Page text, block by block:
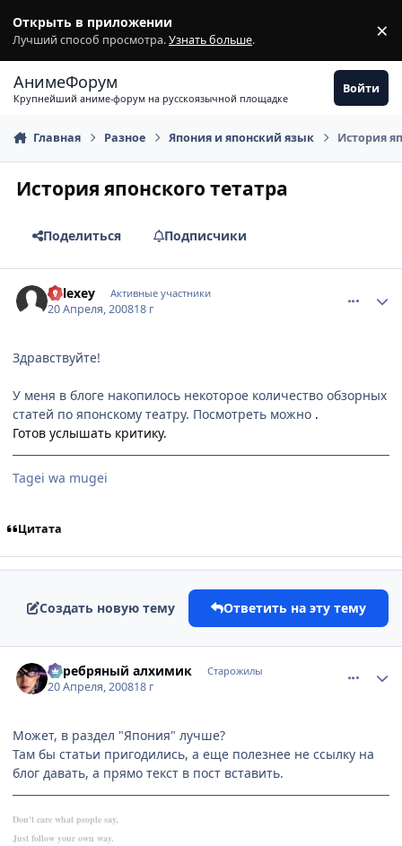
Открыть в приложении
Лучший способ просмотра.Узнать больше. ×
АнимеФорум
Крупнейший аниме-форум на русскоязычной площадке
Войти
Главная Разное Япония и японский язык История
История японского тетатра
Поделиться Подписчики
Relexey Активные участники
20 Апреля, 200818 г
Здравствуйте!
У меня в блоге накопилось некоторое количество обзорных
статей по японскому театру. Посмотреть можно .
Готов услышать критику.
Tagei wa mugei
Цитата
Создать новую тему Ответить на эту тему
Серебряный алхимик Старожилы
20 Апреля, 200818 г
Может, в раздел "Япония" лучше?
Там бы статьи пригодились, а еще полезнее не ссылку на
блог давать, а прямо текст в пост вставить.
Don't care what people say,
Just follow your own way.